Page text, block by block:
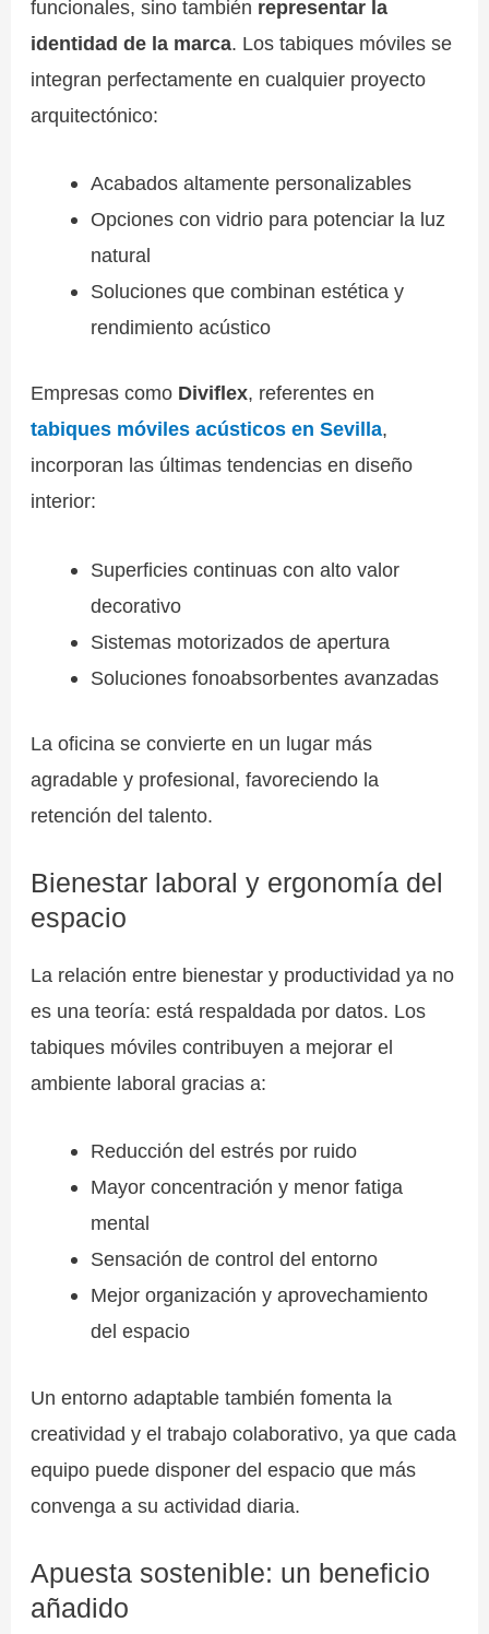
funcionales, sino también representar la
identidad de la marca. Los tabiques móviles se
integran perfectamente en cualquier proyecto
arquitectónico:
Acabados altamente personalizables
Opciones con vidrio para potenciar la luz
natural
Soluciones que combinan estética y
rendimiento acústico
Empresas como Diviflex, referentes en
tabiques móviles acústicos en Sevilla,
incorporan las últimas tendencias en diseño
interior:
Superficies continuas con alto valor
decorativo
Sistemas motorizados de apertura
Soluciones fonoabsorbentes avanzadas
La oficina se convierte en un lugar más
agradable y profesional, favoreciendo la
retención del talento.
Bienestar laboral y ergonomía del
espacio
La relación entre bienestar y productividad ya no
es una teoría: está respaldada por datos. Los
tabiques móviles contribuyen a mejorar el
ambiente laboral gracias a:
Reducción del estrés por ruido
Mayor concentración y menor fatiga
mental
Sensación de control del entorno
Mejor organización y aprovechamiento
del espacio
Un entorno adaptable también fomenta la
creatividad y el trabajo colaborativo, ya que cada
equipo puede disponer del espacio que más
convenga a su actividad diaria.
Apuesta sostenible: un beneficio
añadido